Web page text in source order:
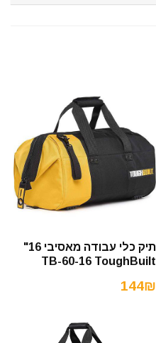
תיק כלי עבודה מאסיבי 16"
TB-60-16 ToughBuilt
144₪